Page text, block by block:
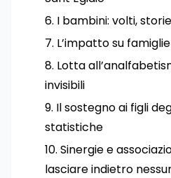
I bambini: volti,
L’impatto su
Lotta
invisibili
Il sostegno ai figli
statistiche
Sinergie e
lasciare indietro